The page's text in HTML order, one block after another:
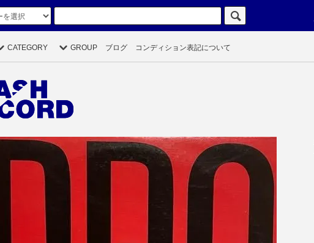
CATEGORY GROUP ブログ コンディション表記について